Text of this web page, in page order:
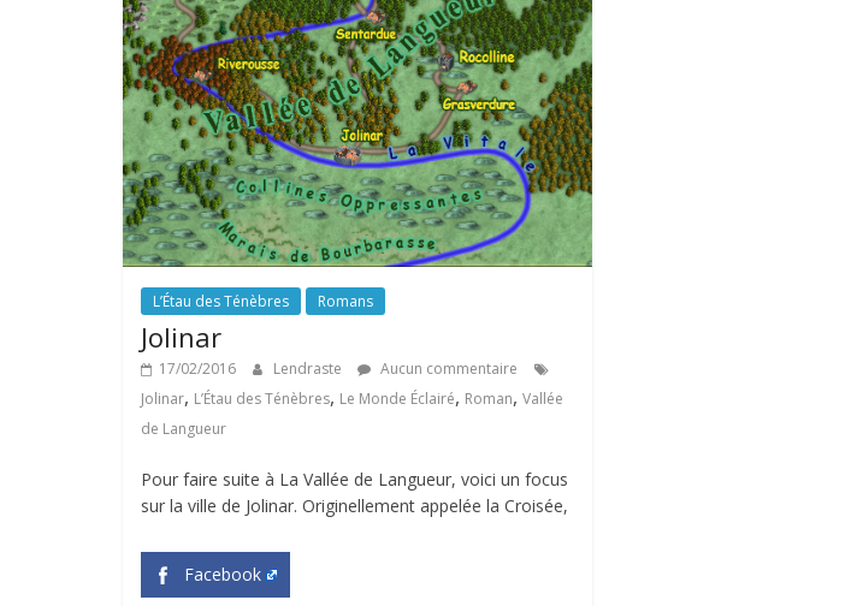
L’Étau des Ténèbres Romans
Jolinar
17/02/2016 Lendraste
Aucun commentaire
Jolinar, L’Étau des Ténèbres, Le Monde Éclairé, Roman, Vallée
de Langueur
Pour faire suite à La Vallée de Langueur, voici un focus
sur la ville de Jolinar. Originellement appelée la Croisée,
Facebook